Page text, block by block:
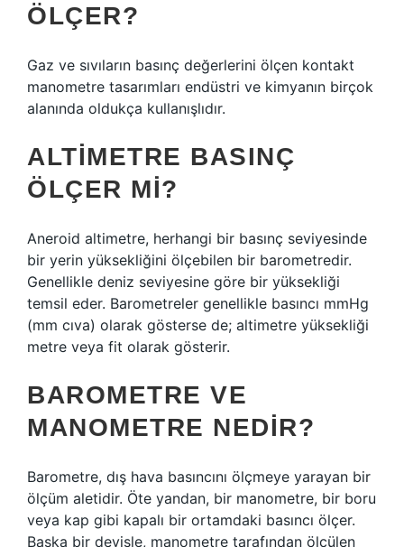
ÖLÇER?
Gaz ve sıvıların basınç değerlerini ölçen kontakt
manometre tasarımları endüstri ve kimyanın birçok
alanında oldukça kullanışlıdır.
ALTIMETRE BASINÇ
ÖLÇER MI?
Aneroid altimetre, herhangi bir basınç seviyesinde
bir yerin yüksekliğini ölçebilen bir barometredir.
Genellikle deniz seviyesine göre bir yüksekliği
temsil eder. Barometreler genellikle basıncı mmHg
(mm cıva) olarak gösterse de; altimetre yüksekliği
metre veya fit olarak gösterir.
BAROMETRE VE
MANOMETRE NEDIR?
Barometre, dış hava basıncını ölçmeye yarayan bir
ölçüm aletidir. Öte yandan, bir manometre, bir boru
veya kap gibi kapalı bir ortamdaki basıncı ölçer.
Başka bir deyişle, manometre tarafından ölçülen